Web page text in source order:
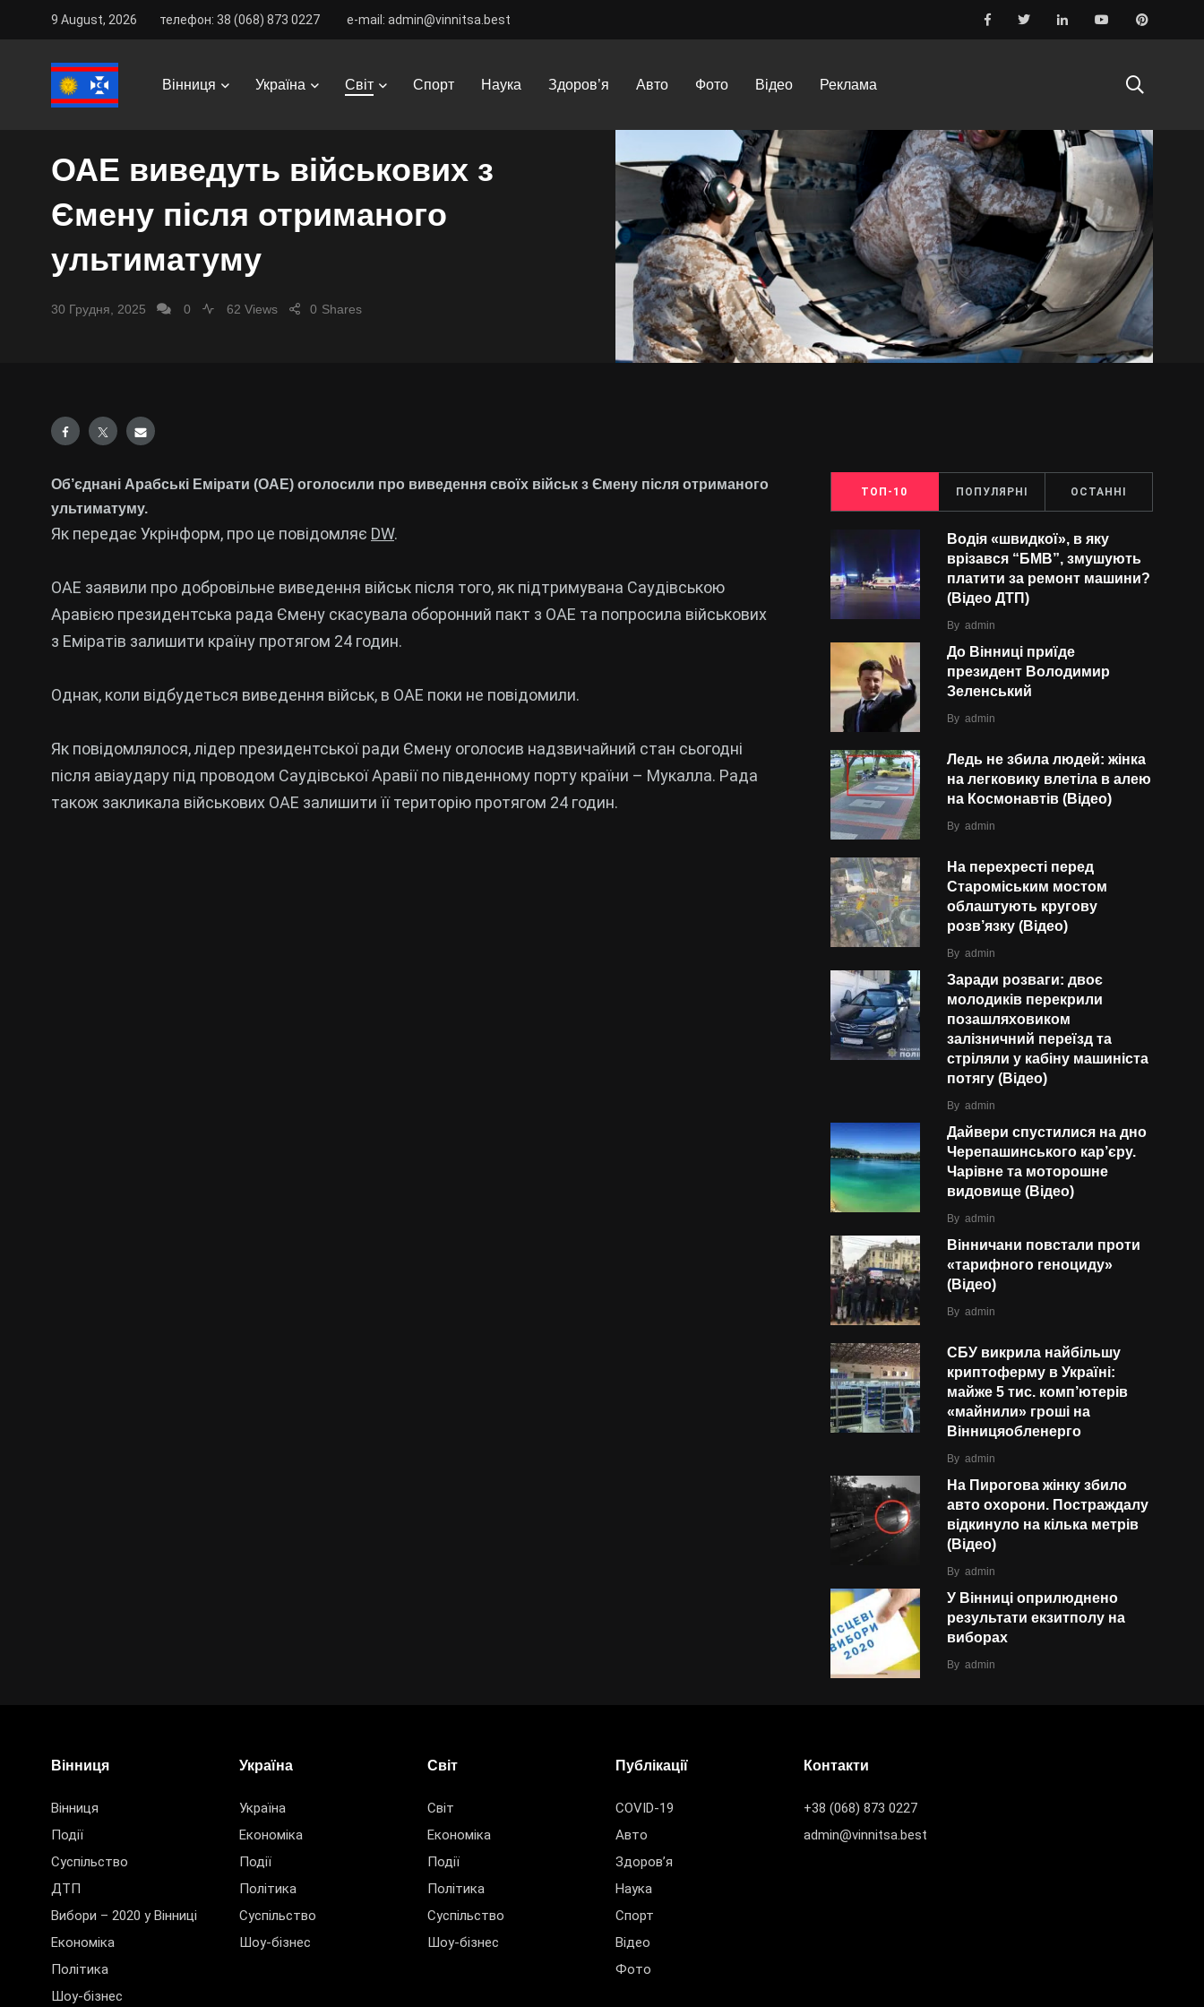
9 August, 2026 телефон: 38 (068) 873 0227 e-mail: admin@vinnitsa.best
Вінниця Україна Світ Спорт Наука Здоров’я Авто Фото Відео Реклама
Vinnitsa Best News / Світ / ОАЕ виведуть військових з Ємену після отриманого ультиматуму
СВІТ
ОАЕ виведуть військових з
Ємену після отриманого
ультиматуму
30 Грудня, 2025 0 62 Views Shares
0
Об’єднані Арабські Емірати (ОАЕ) оголосили про виведення своїх військ з Ємену після отриманого
ультиматуму.
Як передає Укрінформ, про це повідомляє DW.
ОАЕ заявили про добровільне виведення військ після того, як підтримувана Саудівською
Аравією президентська рада Ємену скасувала оборонний пакт з ОАЕ та попросила військових
з Еміратів залишити країну протягом 24 годин.
Однак, коли відбудеться виведення військ, в ОАЕ поки не повідомили.
Як повідомлялося, лідер президентської ради Ємену оголосив надзвичайний стан сьогодні
після авіаудару під проводом Саудівської Аравії по південному порту країни – Мукалла. Рада
також закликала військових ОАЕ залишити її територію протягом 24 годин.
ТОП-10 ПОПУЛЯРНІ ОСТАННІ
Водія «швидкої», в яку
врізався “БMВ”, змушують
платити за ремонт машини?
(Відео ДТП)
By admin
До Вінниці приїде
президент Володимир
Зеленський
By admin
Ледь не збила людей: жінка
на легковику влетіла в алею
на Космонавтів (Відео)
By admin
На перехресті перед
Староміським мостом
облаштують кругову
розв’язку (Відео)
By admin
Заради розваги: двоє
молодиків перекрили
позашляховиком
залізничний переїзд та
стріляли у кабіну машиніста
потягу (Відео)
By admin
Дайвери спустилися на дно
Черепашинського кар’єру.
Чарівне та моторошне
видовище (Відео)
By admin
Вінничани повстали проти
«тарифного геноциду»
(Відео)
By admin
СБУ викрила найбільшу
криптоферму в Україні:
майже 5 тис. комп’ютерів
«майнили» гроші на
Вінницяобленерго
By admin
На Пирогова жінку збило
авто охорони. Постраждалу
відкинуло на кілька метрів
(Відео)
By admin
У Вінниці оприлюднено
результати екзитполу на
виборах
By admin
Вінниця
Вінниця
Події
Суспільство
ДТП
Вибори – 2020 у Вінниці
Економіка
Політика
Шоу-бізнес
Україна
Україна
Економіка
Події
Політика
Суспільство
Шоу-бізнес
Світ
Світ
Економіка
Події
Політика
Суспільство
Шоу-бізнес
Публікації
COVID-19
Авто
Здоров’я
Наука
Спорт
Відео
Фото
Контакти
+38 (068) 873 0227
admin@vinnitsa.best